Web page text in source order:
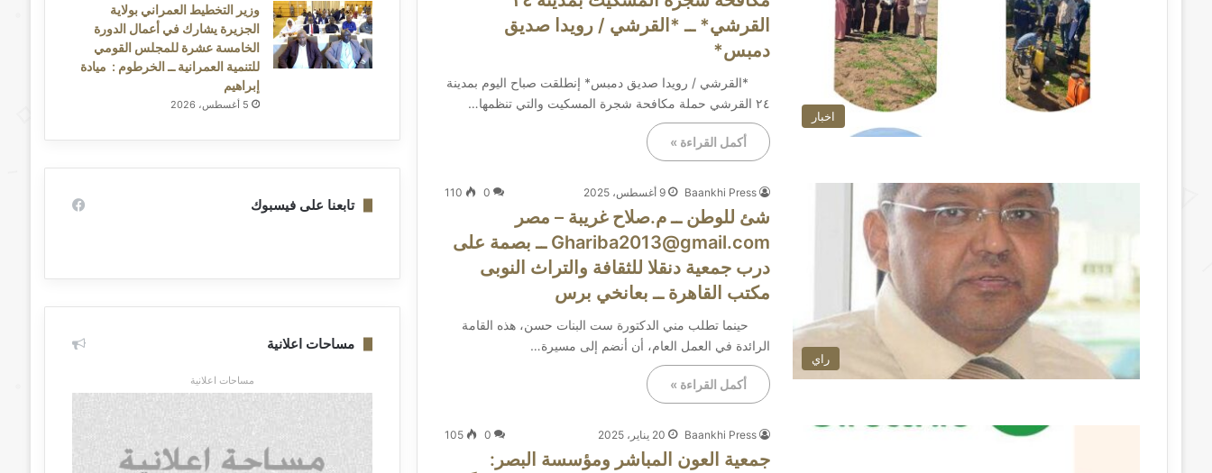
اخبار
القرشي* ــ *القرشي / رويدا صديق
دمبس*
*القرشي / رويدا صديق دمبس* إنطلقت صباح اليوم بمدينة
٢٤ القرشي حملة مكافحة شجرة المسكيت والتي تنظمها…
أكمل القراءة »
راي
Baankhi Press 9 أغسطس، 2025 0
110
شئ للوطن ــ م.صلاح غريبة – مصر
Ghariba2013@gmail.com ــ بصمة على
درب جمعية دنقلا للثقافة والتراث النوبى
مكتب القاهرة ــ بعانخي برس
حينما تطلب مني الدكتورة ست البنات حسن، هذه القامة
الرائدة في العمل العام، أن أنضم إلى مسيرة…
أكمل القراءة »
Baankhi Press 20 يناير، 2025 0
105
جمعية العون المباشر ومؤسسة البصر:
وزير التخطيط العمراني بولاية
الجزيرة يشارك في أعمال الدورة
الخامسة عشرة للمجلس القومي
للتنمية العمرانية ــ الخرطوم : ميادة
إبراهيم
5 أغسطس، 2026
تابعنا على فيسبوك
مساحات اعلانية
مساحات اعلانية